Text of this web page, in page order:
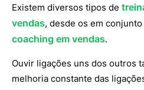
Existem diversos tipos de
vendas, desde os em
coaching em vendas.
Ouvir ligações uns dos outros
melhoria constante das